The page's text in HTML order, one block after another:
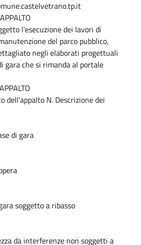
l’esecuzione dei lavori di
del parco pubblico,
negli elaborati progettuali
gara che si rimanda al portale
dell’appalto N. Descrizione dei
di gara
soggetto a ribasso
da interferenze non soggetti a